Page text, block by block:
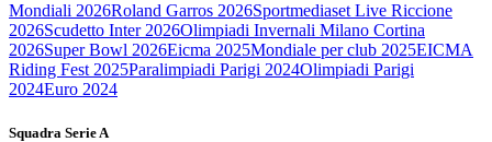
Mondiali 2026Roland Garros 2026Sportmediaset Live Riccione
2026Scudetto Inter 2026Olimpiadi Invernali Milano Cortina
2026Super Bowl 2026Eicma 2025Mondiale per club 2025EICMA
Riding Fest 2025Paralimpiadi Parigi 2024Olimpiadi Parigi
2024Euro 2024
Squadra Serie A